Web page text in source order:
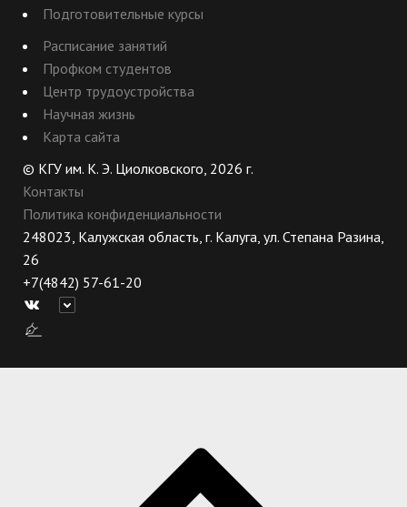
Подготовительные курсы
Расписание занятий
Профком студентов
Центр трудоустройства
Научная жизнь
Карта сайта
© КГУ им. К. Э. Циолковского, 2026 г.
Контакты
Политика конфиденциальности
248023, Калужская область, г. Калуга, ул. Степана Разина,
26
+7(4842) 57-61-20